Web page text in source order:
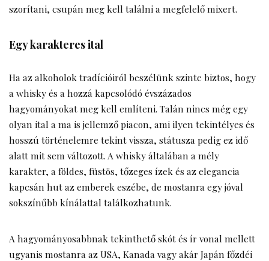
szorítani, csupán meg kell találni a megfelelő mixert.
Egy karakteres ital
Ha az alkoholok tradícióiról beszélünk szinte biztos, hogy
a whisky és a hozzá kapcsolódó évszázados
hagyományokat meg kell említeni. Talán nincs még egy
olyan ital a ma is jellemző piacon, ami ilyen tekintélyes és
hosszú történelemre tekint vissza, státusza pedig ez idő
alatt mit sem változott. A whisky általában a mély
karakter, a földes, füstös, tőzeges ízek és az elegancia
kapcsán hut az emberek eszébe, de mostanra egy jóval
sokszínűbb kínálattal találkozhatunk.
A hagyományosabbnak tekinthető skót és ír vonal mellett
ugyanis mostanra az USA, Kanada vagy akár Japán főzdéi